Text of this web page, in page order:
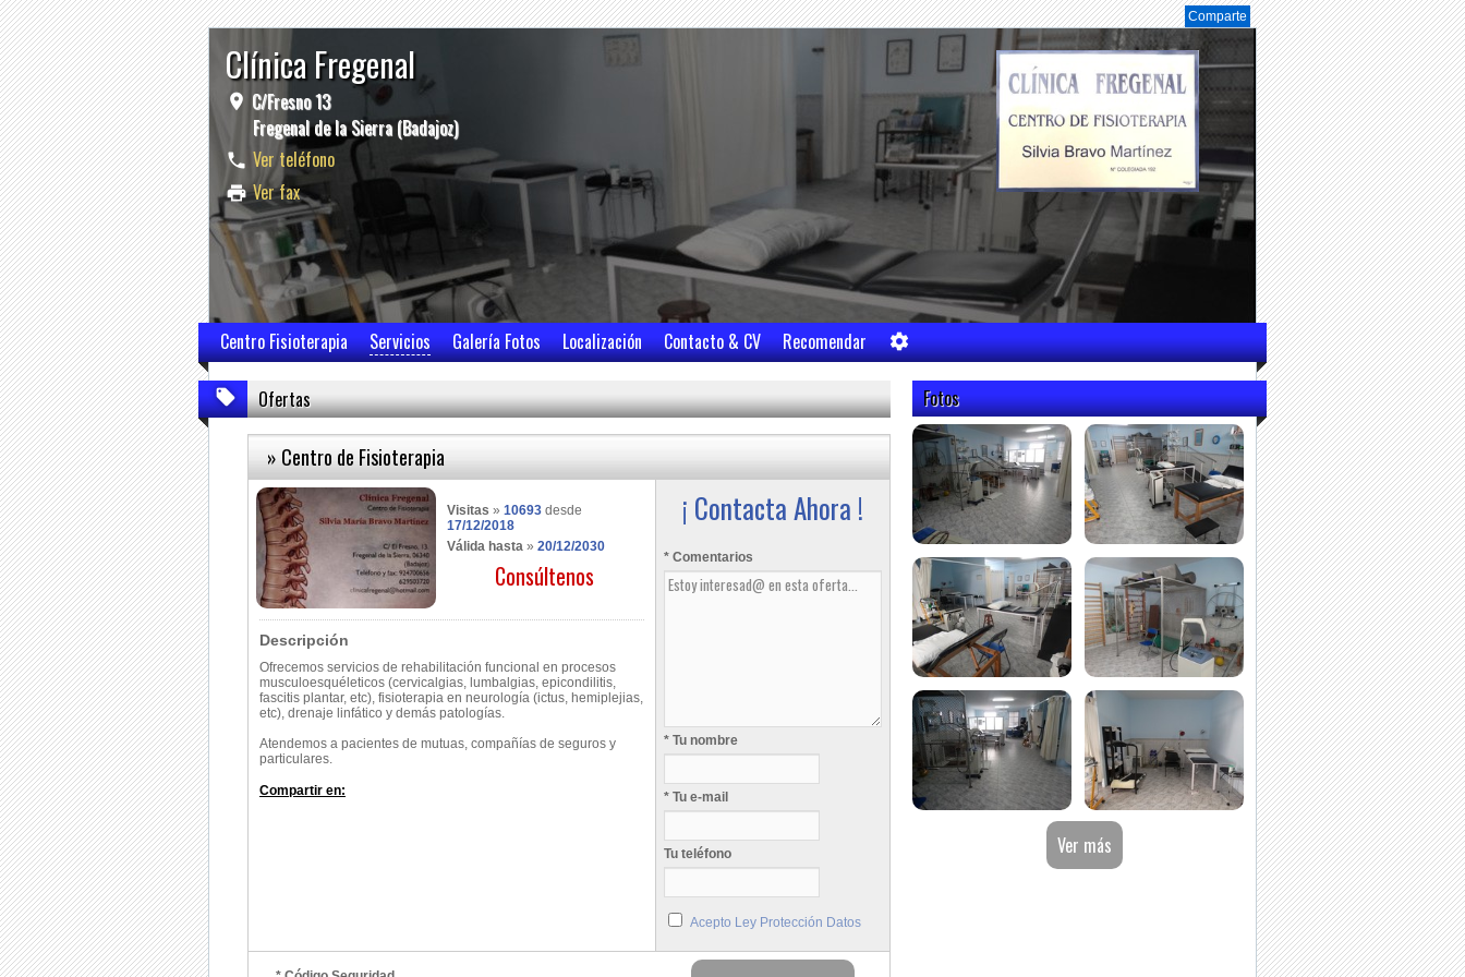
Comparte
Clínica Fregenal
C/Fresno 13
Fregenal de la Sierra (Badajoz)
Ver teléfono
Ver fax
Centro Fisioterapia Servicios Galería Fotos Localización Contacto & CV Recomendar
Ofertas
» Centro de Fisioterapia
Visitas » 10693 desde
17/12/2018
Válida hasta » 20/12/2030
Consúltenos
Descripción
Ofrecemos servicios de rehabilitación funcional en procesos
musculoesquéleticos (cervicalgias, lumbalgias, epicondilitis,
fascitis plantar, etc), fisioterapia en neurología (ictus, hemiplejias,
etc), drenaje linfático y demás patologías.
Atendemos a pacientes de mutuas, compañías de seguros y
particulares.
Compartir en:
¡ Contacta Ahora !
* Comentarios
* Tu nombre
* Tu e-mail
Tu teléfono
Acepto Ley Protección Datos
Fotos